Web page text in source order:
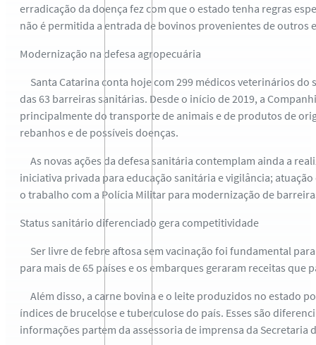
erradicação da doença fez com que o estado tenha regras
não é permitida a entrada de bovinos provenientes de outros
Modernização na defesa agropecuária
Santa Catarina conta hoje com 299 médicos veterinários
das 63 barreiras sanitárias. Desde o início de 2019, a
principalmente do transporte de animais e de produtos de
rebanhos e de possíveis doenças.
As novas ações da defesa sanitária contemplam ainda a
iniciativa privada para educação sanitária e vigilância;
o trabalho com a Polícia Militar para modernização de
Status sanitário diferenciado gera competitividade
Ser livre de febre aftosa sem vacinação foi fundamental
para mais de 65 países e os embarques geraram receitas que
Além disso, a carne bovina e o leite produzidos no estado
índices de brucelose e tuberculose do país. Esses são
informações partem da assessoria de imprensa da Secretaria